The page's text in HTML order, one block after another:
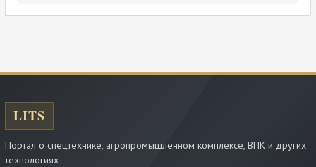
Портал о спецтехнике, агропромышленном комплексе, ВПК и других
технологиях